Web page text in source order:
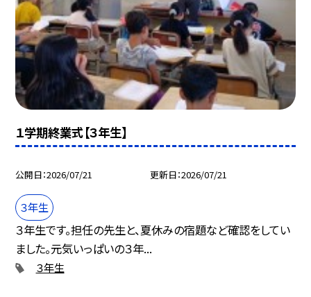
１学期終業式【３年生】
公開日 2026/07/21 更新日 2026/07/21
３年生
３年生です。担任の先生と、夏休みの宿題など確認をしてい
ました。元気いっぱいの３年...
３年生